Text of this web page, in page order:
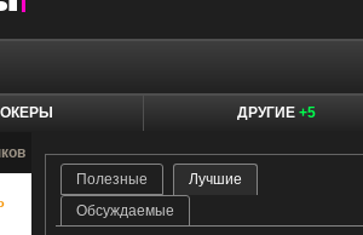
ДРУГИЕ +5
Полезные
Лучшие
Обсуждаемые